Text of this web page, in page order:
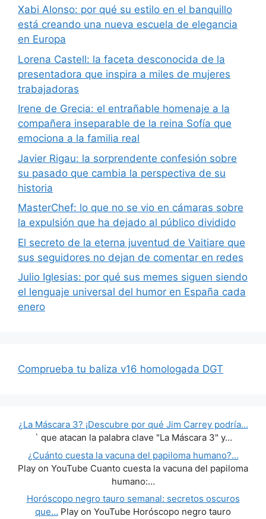
Xabi Alonso: por qué su estilo en el banquillo
está creando una nueva escuela de elegancia
en Europa
Lorena Castell: la faceta desconocida de la
presentadora que inspira a miles de mujeres
trabajadoras
Irene de Grecia: el entrañable homenaje a la
compañera inseparable de la reina Sofía que
emociona a la familia real
Javier Rigau: la sorprendente confesión sobre
su pasado que cambia la perspectiva de su
historia
MasterChef: lo que no se vio en cámaras sobre
la expulsión que ha dejado al público dividido
El secreto de la eterna juventud de Vaitiare que
sus seguidores no dejan de comentar en redes
Julio Iglesias: por qué sus memes siguen siendo
el lenguaje universal del humor en España cada
enero
Comprueba tu baliza v16 homologada DGT
¿La Máscara 3? ¡Descubre por qué Jim Carrey podría…
` que atacan la palabra clave "La Máscara 3" y…
¿Cuánto cuesta la vacuna del papiloma humano?…
Play on YouTube Cuanto cuesta la vacuna del papiloma
humano:…
Horóscopo negro tauro semanal: secretos oscuros
que… Play on YouTube Horóscopo negro tauro